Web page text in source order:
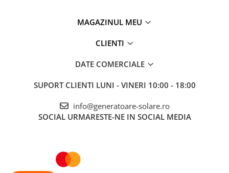
MAGAZINUL MEU
CLIENTI
DATE COMERCIALE
SUPORT CLIENTI LUNI - VINERI 10:00 - 18:00
info@generatoare-solare.ro
SOCIAL URMARESTE-NE IN SOCIAL MEDIA